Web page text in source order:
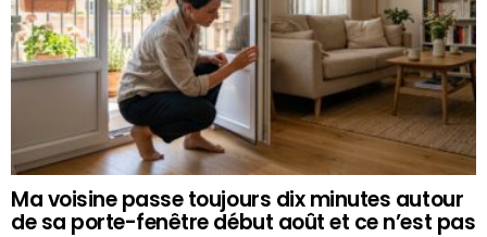
Ma voisine passe toujours dix minutes autour
de sa porte-fenêtre début août et ce n’est pas